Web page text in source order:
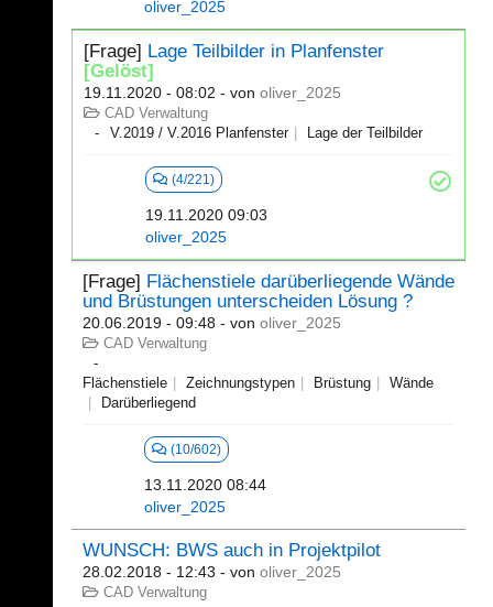
oliver_2025
[Frage] Lage Teilbilder in Planfenster
[Gelöst]
19.11.2020 - 08:02 - von oliver_2025
CAD Verwaltung
V.2019 / V.2016 Planfenster
Lage der Teilbilder
(4/221)
19.11.2020 09:03
oliver_2025
[Frage] Flächenstiele darüberliegende Wände
und Brüstungen unterscheiden Lösung ?
20.06.2019 - 09:48 - von oliver_2025
CAD Verwaltung
Flächenstiele Zeichnungstypen Brüstung
Wände
Darüberliegend
(10/602)
13.11.2020 08:44
oliver_2025
WUNSCH: BWS auch in Projektpilot
28.02.2018 - 12:43 - von oliver_2025
CAD Verwaltung